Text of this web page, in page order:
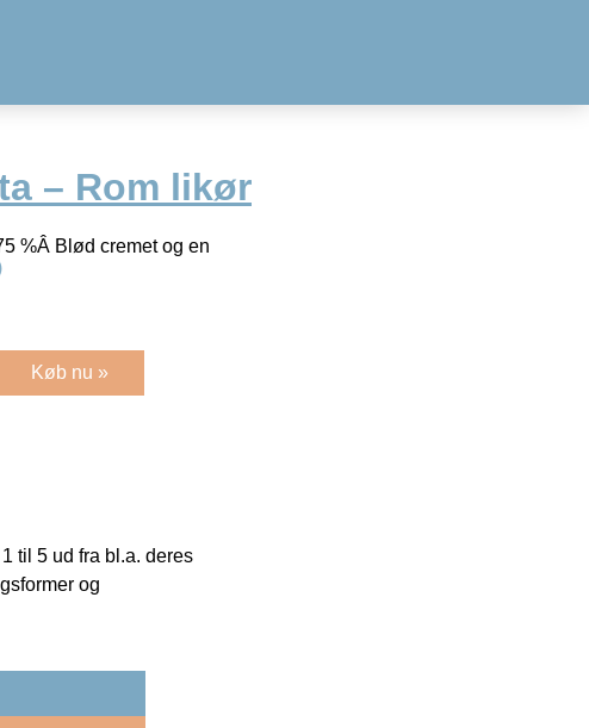
– Rom likør
%Â Blød cremet og en
Køb nu »
til 5 ud fra bl.a. deres
og